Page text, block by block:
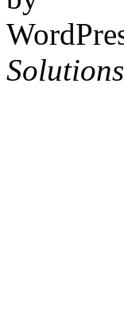
Solutions